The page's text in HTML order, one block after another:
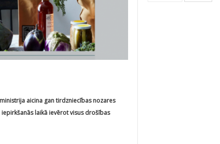
aicina gan tirdzniecības nozares
laikā ievērot visus drošības